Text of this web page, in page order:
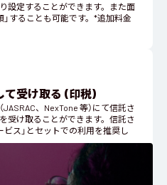
設定することができます。また面
することも可能です。*追加料金
て受け取る (印税)
、NexTone 等）にて信託さ
受け取ることができます。信託さ
ス」とセットでの利用を推奨し